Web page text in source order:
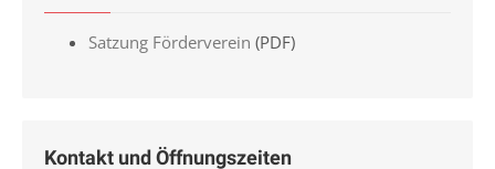
Satzung Förderverein (PDF)
Kontakt und Öffnungszeiten